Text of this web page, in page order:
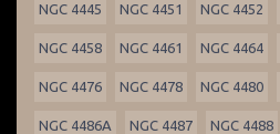
NGC 4445 NGC 4451 NGC 4452
NGC 4458 NGC 4461 NGC 4464
NGC 4476 NGC 4478 NGC 4480
NGC 4486A NGC 4487 NGC 4488